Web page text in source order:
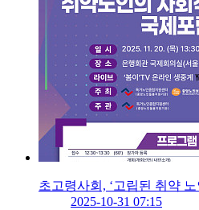
초고령사회, ‘고립된 취약
2025-10-31 07:15